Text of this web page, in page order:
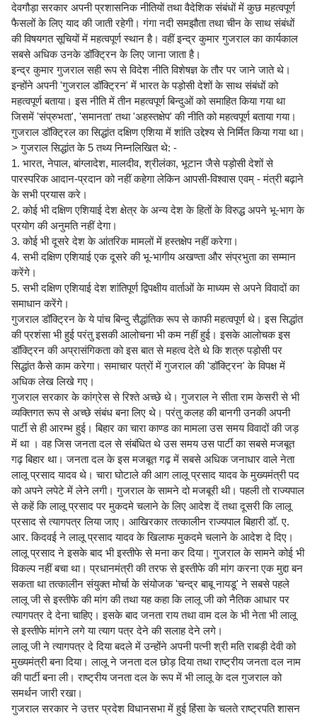
देवगौड़ा सरकार अपनी प्रशासनिक नीतियों तथा वैदेशिक संबंधों में कुछ महत्वपूर्ण
फैसलों के लिए याद की जाती रहेगी। गंगा नदी समझौता तथा चीन के साथ संबंधों
की विषयगत सूचियों में महत्वपूर्ण स्थान है। वहीं इन्द्र कुमार गुजराल का कार्यकाल
सबसे अधिक उनके डॉक्ट्रिन के लिए जाना जाता है।
इन्द्र कुमार गुजराल सही रूप से विदेश नीति विशेषज्ञ के तौर पर जाने जाते थे।
इन्होंने अपनी 'गुजराल डॉक्ट्रिन' में भारत के पड़ोसी देशों के साथ संबंधों को
महत्वपूर्ण बताया। इस नीति में तीन महत्वपूर्ण बिन्दुओं को समाहित किया गया था
जिसमें 'संप्रुभता', 'समानता' तथा 'अहस्तक्षेप' की नीति को महत्वपूर्ण बताया गया।
गुजराल डॉक्ट्रिल का सिद्धांत दक्षिण एशिया में शांति उद्देश्य से निर्मित किया गया था।
> गुजराल सिद्धांत के 5 तथ्य निम्नलिखित थे: -
1. भारत, नेपाल, बांग्लादेश, मालदीव, श्रीलंका, भूटान जैसे पड़ोसी देशों से
पारस्परिक आदान-प्रदान को नहीं कहेगा लेकिन आपसी-विश्वास एवम् - मंत्री बढ़ाने
के सभी प्रयास करे।
2. कोई भी दक्षिण एशियाई देश क्षेत्र के अन्य देश के हितों के विरुद्ध अपने भू-भाग के
प्रयोग की अनुमति नहीं देगा।
3. कोई भी दूसरे देश के आंतरिक मामलों में हस्तक्षेप नहीं करेगा।
4. सभी दक्षिण एशियाई एक दूसरे की भू-भागीय अखण्ता और संप्रभुता का सम्मान
करेंगे।
5. सभी दक्षिण एशियाई देश शांतिपूर्ण द्विपक्षीय वार्ताओं के माध्यम से अपने विवादों का
समाधान करेंगे।
गुजराल डॉक्ट्रिन के ये पांच बिन्दु सैद्धांतिक रूप से काफी महत्वपूर्ण थे। इस सिद्धांत
की प्रशंसा भी हुई परंतु इसकी आलोचना भी कम नहीं हुई। इसके आलोचक इस
डॉक्ट्रिन की अप्रासंगिकता को इस बात से महत्व देते थे कि शत्रु पड़ोसी पर
सिद्धांत कैसे काम करेगा। समाचार पत्रों में गुजराल की 'डॉक्ट्रिन' के विपक्ष में
अधिक लेख लिखे गए।
गुजराल सरकार के कांग्रेस से रिश्ते अच्छे थे। गुजराल ने सीता राम केसरी से भी
व्यक्तिगत रूप से अच्छे संबंध बना लिए थे। परंतु कलह की बानगी उनकी अपनी
पार्टी से ही आरम्भ हुई। बिहार का चारा काण्ड का मामला उस समय विवादों की जड़
में था । वह जिस जनता दल से संबंधित थे उस समय उस पार्टी का सबसे मजबूत
गढ़ बिहार था। जनता दल के इस मजबूत गढ़ में सबसे अधिक जनाधार वाले नेता
लालू प्रसाद यादव थे। चारा घोटाले की आग लालू प्रसाद यादव के मुख्यमंत्री पद
को अपने लपेटे में लेने लगी। गुजराल के सामने दो मजबूरी थी। पहली तो राज्यपाल
से कहें कि लालू प्रसाद पर मुकदमे चलाने के लिए आदेश दें तथा दूसरी कि लालू
प्रसाद से त्यागपत्र लिया जाए। आखिरकार तत्कालीन राज्यपाल बिहारी डॉ. ए.
आर. किदवई ने लालू प्रसाद यादव के खिलाफ मुकदमे चलाने के आदेश दे दिए।
लालू प्रसाद ने इसके बाद भी इस्तीफे से मना कर दिया। गुजराल के सामने कोई भी
विकल्प नहीं बचा था। प्रधानमंत्री की तरफ से इस्तीफे की मांग करना एक मुद्दा बन
सकता था तत्कालीन संयुक्त मोर्चा के संयोजक 'चन्द्र बाबू नायडू' ने सबसे पहले
लालू जी से इस्तीफे की मांग की तथा यह कहा कि लालू जी को नैतिक आधार पर
त्यागपत्र दे देना चाहिए। इसके बाद जनता राय तथा वाम दल के भी नेता भी लालू
से इस्तीफे मांगने लगे या त्याग पत्र देने की सलाह देने लगे।
लालू जी ने त्यागपत्र दे दिया बदले में उन्होंने अपनी पत्नी श्री मति राबड़ी देवी को
मुख्यमंत्री बना दिया। लालू ने जनता दल छोड़ दिया तथा राष्ट्रीय जनता दल नाम
की पार्टी बना ली। राष्ट्रीय जनता दल के रूप में भी लालू के दल गुजराल को
समर्थन जारी रखा।
गुजराल सरकार ने उत्तर प्रदेश विधानसभा में हुई हिंसा के चलते राष्ट्रपति शासन